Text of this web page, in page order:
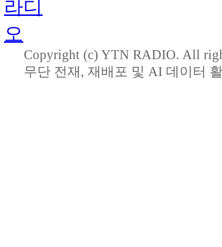
Copyright (c) YTN RADIO. All
무단 전재, 재배포 및 AI 데이터